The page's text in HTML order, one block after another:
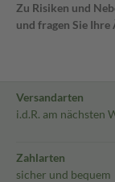
Zu Risiken und
und fragen Sie
Versandarten
i.d.R. am nächsten
Zahlarten
sicher und bequem